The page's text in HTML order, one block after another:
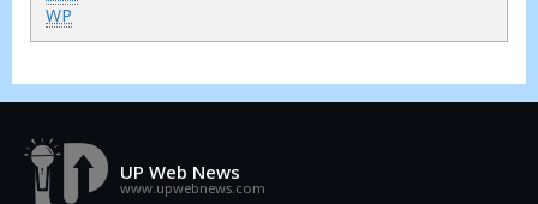
WP
UP Web News
www.upwebnews.com